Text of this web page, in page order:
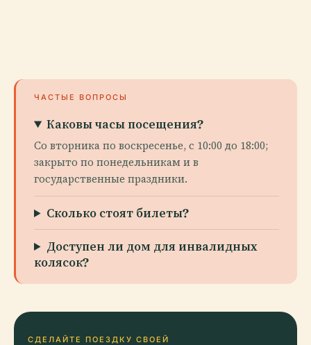
ЧАСТЫЕ ВОПРОСЫ
Каковы часы посещения?
Со вторника по воскресенье, с 10:00 до 18:00;
закрыто по понедельникам и в
государственные праздники.
Сколько стоят билеты?
Доступен ли дом для инвалидных
колясок?
СДЕЛАЙТЕ ПОЕЗДКУ СВОЕЙ